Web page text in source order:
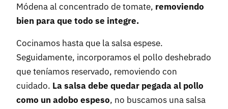
Módena al concentrado de tomate, removiendo
bien para que todo se integre.
Cocinamos hasta que la salsa espese.
Seguidamente, incorporamos el pollo deshebrado
que teníamos reservado, removiendo con
cuidado. La salsa debe quedar pegada al pollo
como un adobo espeso, no buscamos una salsa